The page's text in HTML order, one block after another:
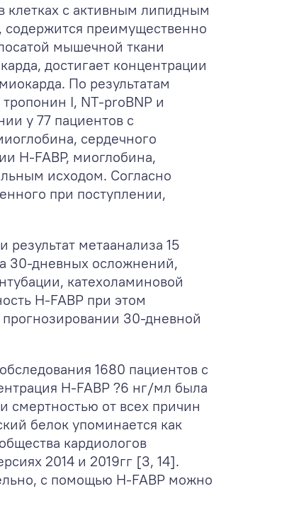
клетках с активным липидным
преимущественно
мышечной ткани
достигает концентрации
По результатам
I, NT-proBNP и
у 77 пациентов с
сердечного
H-FABP, миоглобина,
исходом. Согласно
при поступлении,
метаанализа 15
30-дневных осложнений,
катехоламиновой
H-FABP при этом
30-дневной
1680 пациентов с
H-FABP ?6 нг/мл была
от всех причин
белок упоминается как
кардиологов
2014 и 2019гг [3, 14].
с помощью H-FABP можно